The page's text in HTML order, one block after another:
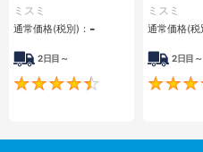
プ
ミスミ
通常価格(税別)： -
2日目～
プ
ミスミ
通常価格(税
2日目～